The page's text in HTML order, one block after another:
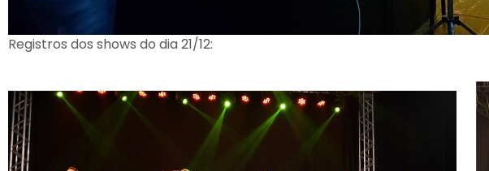
Registros dos shows do dia 21/12: